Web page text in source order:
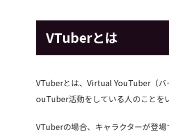
VTuberとは
VTuberとは、Virtual YouTuber（バ
ouTuber活動をしている人のことを
VTuberの場合、キャラクターが登場